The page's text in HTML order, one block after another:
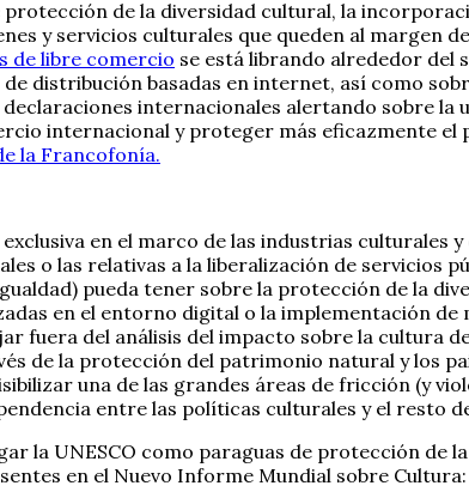
de la diversidad cultural, la
y servicios culturales que queden al margen
de libre comercio se está librando alrededor del
distribución basadas en internet, así como
internacionales alertando sobre la
internacional y proteger más eficazmente
la Francofonía.
en el marco de las industrias
o las relativas a la liberalización de servicios
pueda tener sobre la protección de la
en el entorno digital o la implementación de
fuera del análisis del impacto sobre la cultura
de la protección del patrimonio natural y los
una de las grandes áreas de fricción (y
entre las políticas culturales y el resto
la UNESCO como paraguas de protección
en el Nuevo Informe Mundial sobre Cultura: